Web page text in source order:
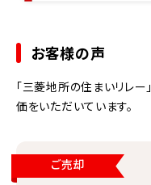
お客様の声
「三菱地所の住まいリレ
価をいただいています。
ご売却